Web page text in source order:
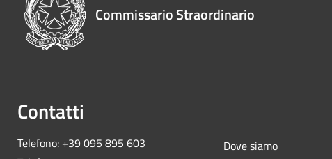
Commissario Straordinario
Contatti
Telefono: +39 095 895 603
Dove siamo